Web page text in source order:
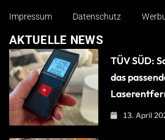
Impressum Datenschutz
AKTUELLE NEWS
TÜV SÜD:
das
13. April